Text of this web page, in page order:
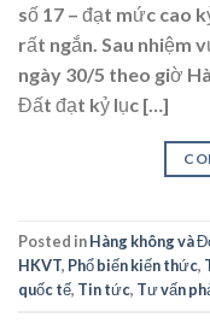
số 17 – đạt mức cao
rất ngắn. Sau nhiệm
ngày 30/5 theo giờ
Đất đạt kỷ lục […]
Posted inHàng không và
HKVT, Phổ biến kiến thức,
quốc tế, Tin tức, Tư vấn